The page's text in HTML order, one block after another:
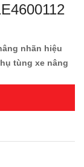
nhãn hiệu
tùng xe nâng